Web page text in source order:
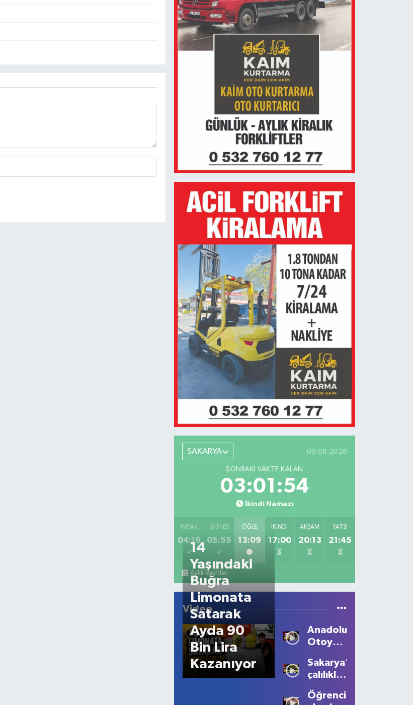
SAKARYA 09.08.2026
SONRAKI VAKTE KALAN
03:01:54
İkindi Namazı
İMSAK
04:16
GÜNEŞ
05:55
ÖĞLE
13:09
İKINDI
17:00
AKŞAM
20:13
YATSI
21:45
Aylık Vakitler
Video
14
Yaşındaki
Buğra
Limonata
Satarak
Ayda 90
Bin Lira
Kazanıyor
Anadolu
Otoyolu’nda
Kaza:
Motosiklet
Sürücüsü
Hayatını
Sakarya’da
çalılıklara
balıkçıl
Öğrencilerden